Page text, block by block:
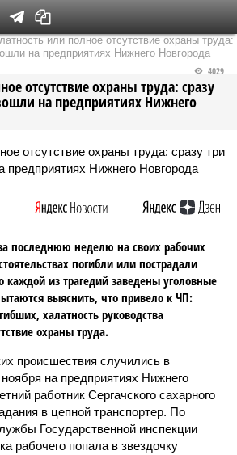
Версия в Кирове
или полное отсутствие охраны труда:
на предприятиях Нижнего Новгорода
отсутствие охраны труда: сразу
на предприятиях Нижнего
4029
последнюю неделю на своих рабочих
погибли или пострадали
каждой из трагедий заведены уголовные
выяснить, что привело к ЧП:
халатность руководства
охраны труда.
происшествия случились в
на предприятиях Нижнего
работник Сергачского сахарного
в цепной транспортер. По
Государственной инспекции
рабочего попала в звездочку